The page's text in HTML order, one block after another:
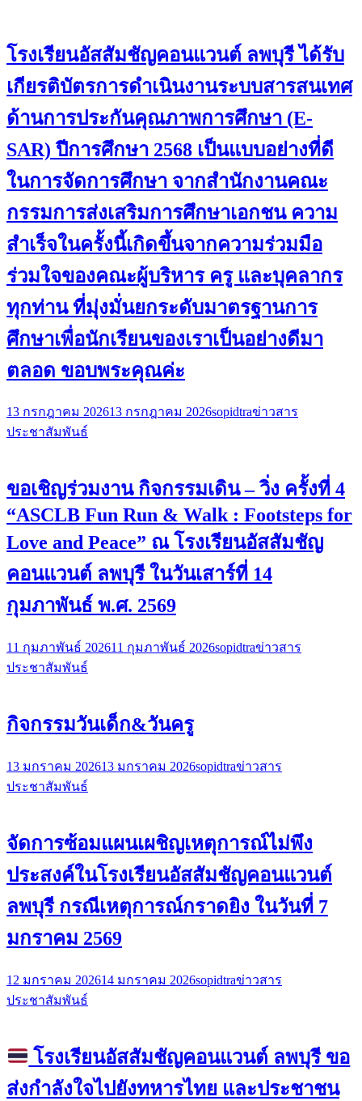
โรงเรียนอัสสัมชัญคอนแวนต์ ลพบุรี ได้รับ
เกียรติบัตรการดำเนินงานระบบสารสนเทศ
ด้านการประกันคุณภาพการศึกษา (E-
SAR) ปีการศึกษา 2568 เป็นแบบอย่างที่ดี
ในการจัดการศึกษา จากสำนักงานคณะ
กรรมการส่งเสริมการศึกษาเอกชน ความ
สำเร็จในครั้งนี้เกิดขึ้นจากความร่วมมือ
ร่วมใจของคณะผู้บริหาร ครู และบุคลากร
ทุกท่าน ที่มุ่งมั่นยกระดับมาตรฐานการ
ศึกษาเพื่อนักเรียนของเราเป็นอย่างดีมา
ตลอด ขอบพระคุณค่ะ
13 กรกฎาคม 202613 กรกฎาคม 2026sopidtraข่าวสาร
ประชาสัมพันธ์
ขอเชิญร่วมงาน กิจกรรมเดิน – วิ่ง ครั้งที่ 4
“ASCLB Fun Run & Walk : Footsteps for
Love and Peace” ณ โรงเรียนอัสสัมชัญ
คอนแวนต์ ลพบุรี ในวันเสาร์ที่ 14
กุมภาพันธ์ พ.ศ. 2569
11 กุมภาพันธ์ 202611 กุมภาพันธ์ 2026sopidtraข่าวสาร
ประชาสัมพันธ์
กิจกรรมวันเด็ก&วันครู
13 มกราคม 202613 มกราคม 2026sopidtraข่าวสาร
ประชาสัมพันธ์
จัดการซ้อมแผนเผชิญเหตุการณ์ไม่พึง
ประสงค์ในโรงเรียนอัสสัมชัญคอนแวนต์
ลพบุรี กรณีเหตุการณ์กราดยิง ในวันที่ 7
มกราคม 2569
12 มกราคม 202614 มกราคม 2026sopidtraข่าวสาร
ประชาสัมพันธ์
โรงเรียนอัสสัมชัญคอนแวนต์ ลพบุรี ขอ
ส่งกำลังใจไปยังทหารไทย และประชาชน